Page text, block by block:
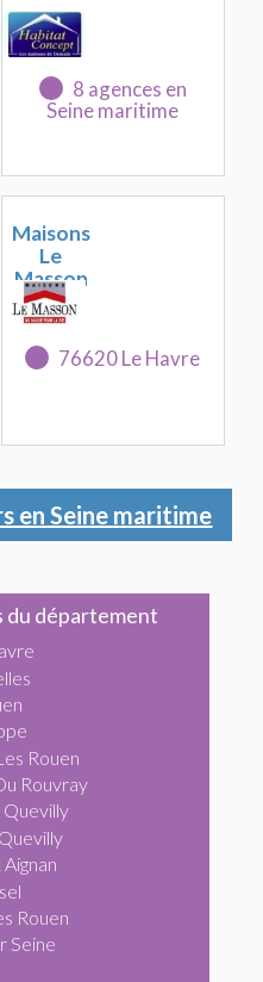
8 agences en
Seine maritime
Maisons
Le
Masson
76620 Le Havre
en Seine maritime
du département
Rouen
Rouvray
Quevilly
Rouen
Seine